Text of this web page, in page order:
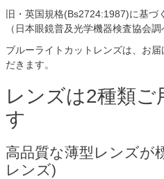
旧・英国規格(Bs2724:1987)に基づ
（日本眼鏡普及光学機器検査協会調
ブルーライトカットレンズは、お
だきます。
レンズは2種類ご
す
高品質な薄型レンズが
レンズ)